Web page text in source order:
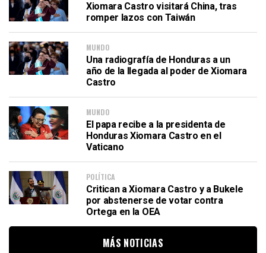
Xiomara Castro visitará China, tras
romper lazos con Taiwán
MUNDO
Una radiografía de Honduras a un
año de la llegada al poder de Xiomara
Castro
MUNDO
El papa recibe a la presidenta de
Honduras Xiomara Castro en el
Vaticano
POLÍTICA
Critican a Xiomara Castro y a Bukele
por abstenerse de votar contra
Ortega en la OEA
MÁS NOTICIAS